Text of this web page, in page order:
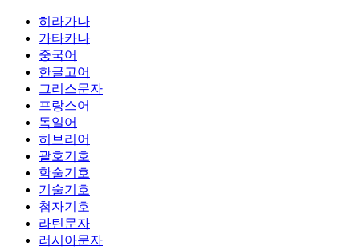
히라가나
가타카나
중국어
한글고어
그리스문자
프랑스어
독일어
히브리어
괄호기호
학술기호
기술기호
첨자기호
라틴문자
러시아문자